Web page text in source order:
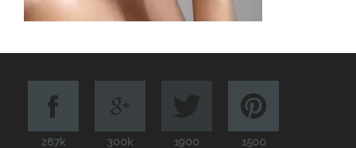
287k
300k
1900
1500